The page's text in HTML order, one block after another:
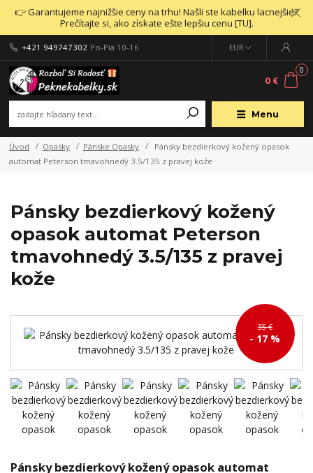
👉 Garantujeme najnižšie ceny na trhu! Našli ste kabelku lacnejšie?
Prečítajte si, ako získate ešte lepšiu cenu [TU].
Menu
EUR
+421 949747302 Po-Pia 10-16
0
0 €
Úvod Opasky Pánske Opasky
Pánsky bezdierkový kožený opasok
automat Peterson tmavohnedý 3.5/135 z pravej kože
Pánsky bezdierkový kožený
opasok automat Peterson
tmavohnedý 3.5/135 z pravej
kože
35 €
- 17 %
Pánsky bezdierkový kožený opasok automat